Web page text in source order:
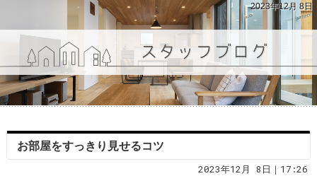
2023年12月 8日
お部屋をすっきり見せるコツ
2023年12月 8日｜17:26